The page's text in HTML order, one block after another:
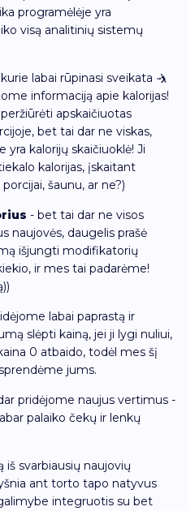
programėlėje yra
visą analitinių sistemų
labai rūpinasi sveikata 🤺
informaciją apie kalorijas!
apskaičiuotas
bet tai dar ne viskas,
kalorijų skaičiuoklė! Ji
kalorijas, įskaitant
šaunu, ar ne?)
- bet tai dar ne visos
naujovės, daugelis prašė
išjungti modifikatorių
ir mes tai padarėme!
labai paprastą ir
slėpti kainą, jei ji lygi nuliui,
0 atbaido, todėl mes šį
jums.
pridėjome naujus vertimus -
palaiko čekų ir lenkų
iš svarbiausių naujovių
ant torto tapo natyvus
integruotis su bet